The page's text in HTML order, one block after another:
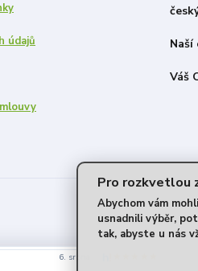
údajů Naší
Váš
Pro rozkvetlou
Abychom vám
usnadnili výběr,
tak, abyste u nás
6. srpna